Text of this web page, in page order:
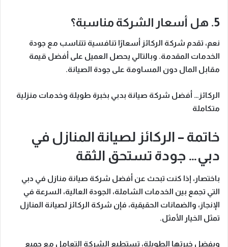
5. هل أسعار الشركة مناسبة؟
نعم، تقدم شركة الركائز أسعارًا تنافسية تتناسب مع جودة
الخدمات المقدمة. وبالتالي يحصل العميل على أفضل قيمة
مقابل المال دون المساومة على جودة الصيانة.
الركائز… أفضل شركة صيانة بدبي بخبرة طويلة وخدمات منزلية
متكاملة
خاتمة – الركائز لصيانة المنازل في
دبي… جودة تستحق الثقة
باختصار ، إذا كنت تبحث عن أفضل شركة صيانة منازل في دبي
التي تجمع بين الخدمات الشاملة، الجودة العالية، السرعة في
الإنجاز، والضمانات الحقيقية، فإن شركة الركائز لصيانة المنازل
تمثل الخيار الأمثل.
وبفضل خبرتها الطويلة، تستطيع الشركة التعامل مع جميع